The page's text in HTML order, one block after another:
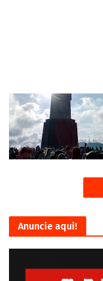
Anuncie aqui!